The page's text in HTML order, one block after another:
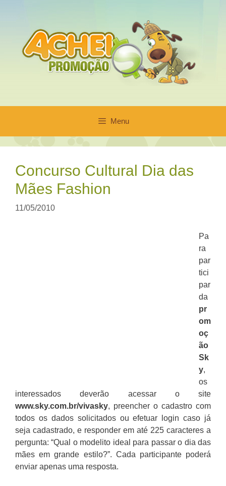
conteúdo
Menu
Concurso Cultural Dia das
Mães Fashion
11/05/2010
Pa
ra
par
tici
par
da
pr
om
oç
ão
Sk
y,
os
interessados deverão acessar o site
www.sky.com.br/vivasky, preencher o cadastro com
todos os dados solicitados ou efetuar login caso já
seja cadastrado, e responder em até 225 caracteres a
pergunta: “Qual o modelito ideal para passar o dia das
mães em grande estilo?”. Cada participante poderá
enviar apenas uma resposta.